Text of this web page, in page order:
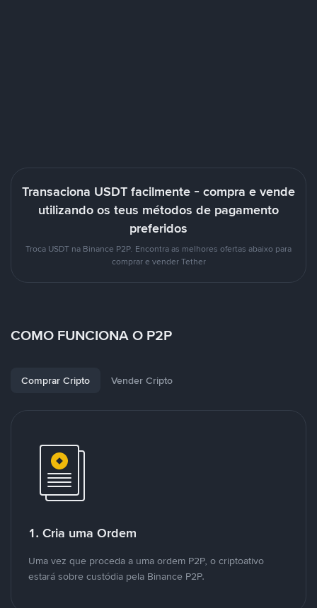
Transaciona USDT facilmente - compra e vende
utilizando os teus métodos de pagamento
preferidos
Troca USDT na Binance P2P. Encontra as melhores ofertas abaixo para
comprar e vender Tether
COMO FUNCIONA O P2P
Comprar Cripto Vender Cripto
1. Cria uma Ordem
Uma vez que proceda a uma ordem P2P, o criptoativo
estará sobre custódia pela Binance P2P.